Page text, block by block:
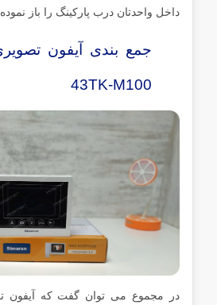
داخل واحدتان درب پارکینگ را باز نموده
43TK-M100